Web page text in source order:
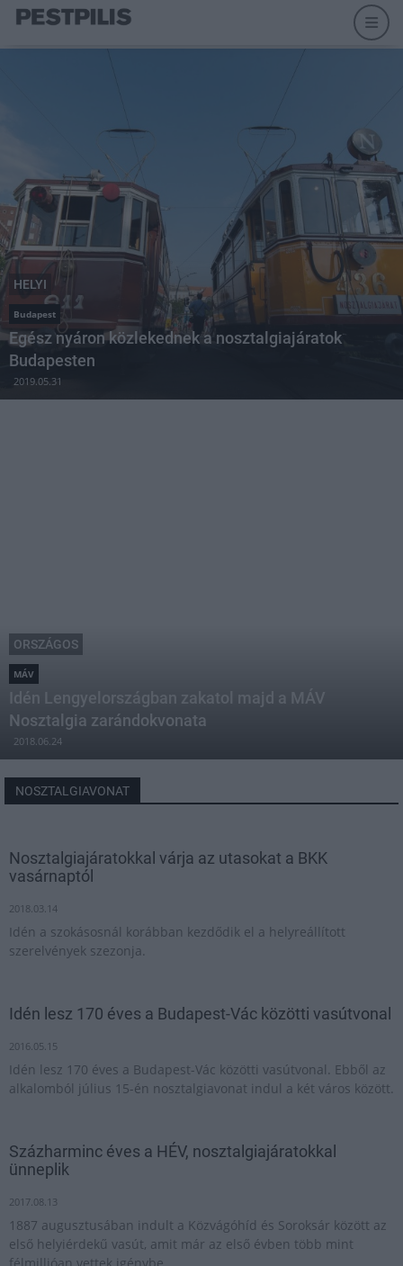
HELYI
Budapest
Egész nyáron közlekednek a nosztalgiajáratok
Budapesten
2019.05.31
ORSZÁGOS
MÁV
Idén Lengyelországban zakatol majd a MÁV
Nosztalgia zarándokvonata
2018.06.24
NOSZTALGIAVONAT
Nosztalgiajáratokkal várja az utasokat a BKK
vasárnaptól
2018.03.14
Idén a szokásosnál korábban kezdődik el a helyreállított
szerelvények szezonja.
Idén lesz 170 éves a Budapest-Vác közötti vasútvonal
2016.05.15
Idén lesz 170 éves a Budapest-Vác közötti vasútvonal. Ebből az
alkalomból július 15-én nosztalgiavonat indul a két város között.
Százharminc éves a HÉV, nosztalgiajáratokkal
ünneplik
2017.08.13
1887 augusztusában indult a Közvágóhíd és Soroksár között az
első helyiérdekű vasút, amit már az első évben több mint